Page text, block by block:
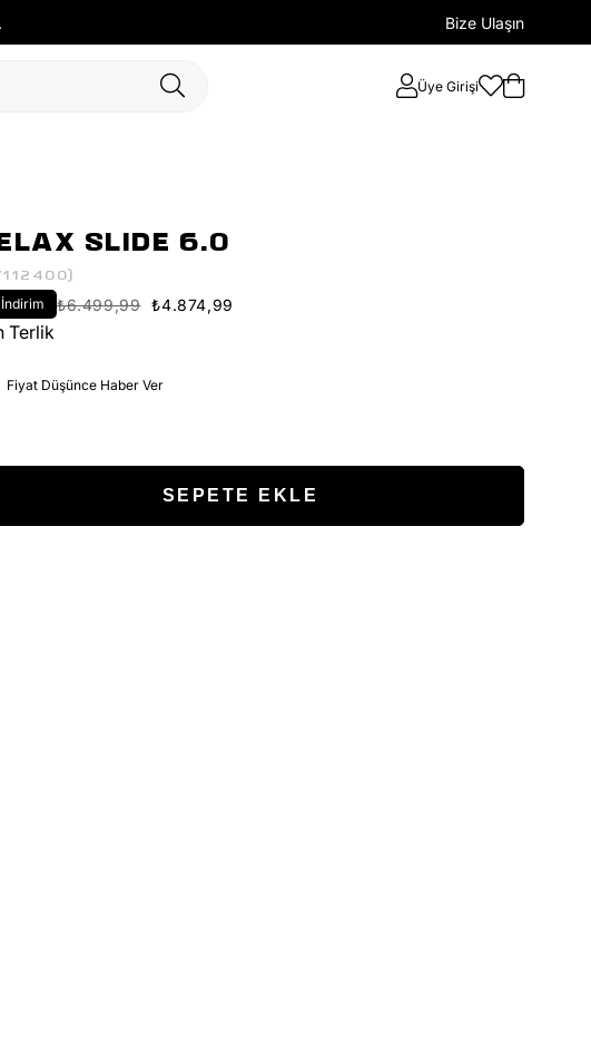
Bize Ulaşın
Üye Girişi
SLIDE 6.0
İndirim ₺6.499,99 ₺4.874,99
Terlik
Fiyat Düşünce Haber Ver